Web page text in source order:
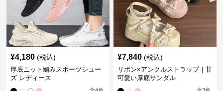
¥4,180 (税込)
厚底ニット編みスポーツシュー
ズ レディース
¥7,840 (税込)
リボン×アンクルストラップ｜甘
可愛い厚底サンダル